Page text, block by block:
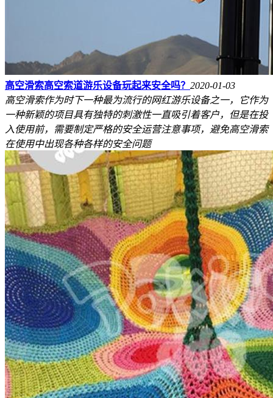
高空滑索高空索道游乐设备玩起来安全吗？ 2020-01-03
高空滑索作为时下一种最为流行的网红游乐设备之一，它作为
一种新颖的项目具有独特的刺激性一直吸引着客户，但是在投
入使用前，需要制定严格的安全运营注意事项，避免高空滑索
在使用中出现各种各样的安全问题